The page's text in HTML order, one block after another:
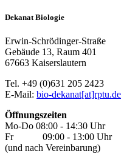
Dekanat Biologie
Erwin-Schrödinger-Straße
Gebäude 13, Raum 401
67663 Kaiserslautern
Tel. +49 (0)631 205 2423
E-Mail: bio-dekanat[at]rptu.de
Öffnungszeiten
Mo-Do 08:00 - 14:30 Uhr
Fr 09:00 - 13:00 Uhr
(und nach Vereinbarung)